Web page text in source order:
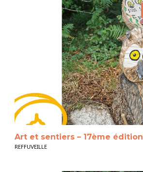
Art et sentiers – 17ème édition
REFFUVEILLE